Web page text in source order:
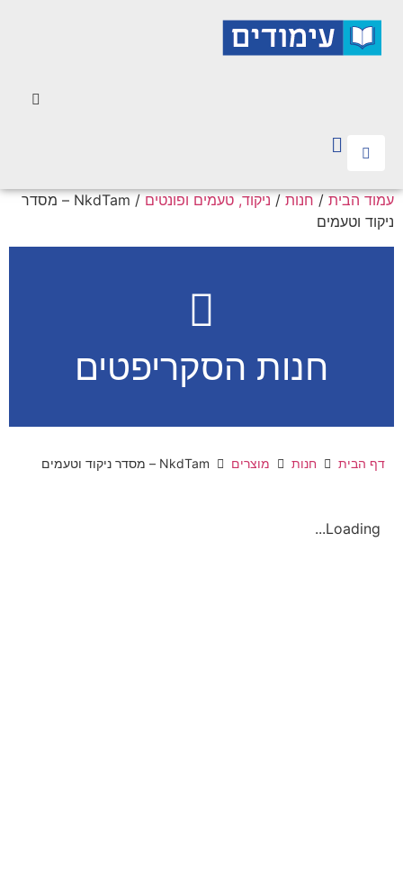
עמוד הבית / חנות / ניקוד, טעמים ופונטים
/ NkdTam – מסדר
ניקוד וטעמים
חנות הסקריפטים
דף הבית חנות מוצרים NkdTam – מסדר ניקוד וטעמים
Loading...